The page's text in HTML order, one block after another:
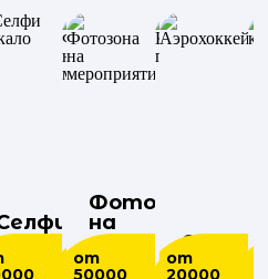
Пирамида
из
шампанского
от
15000
от
6000
Шоу
Африканских
барабанов
от
20000
шоу
от
30000
Фотобудка
от
20000
от
25000
Фотозона
на
мероприятие
от
50000
от
5500
от
20000